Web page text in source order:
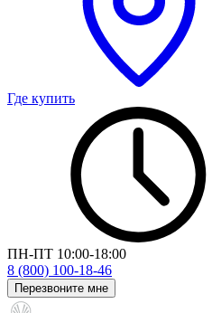
Где купить
ПН-ПТ 10:00-18:00
8 (800) 100-18-46
Перезвоните мне